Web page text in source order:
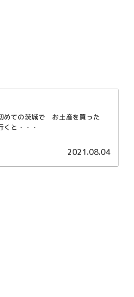
めての茨城で お土産を買った
と・・・
2021.08.04